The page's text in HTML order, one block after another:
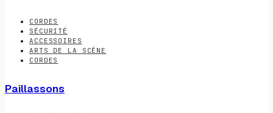
CORDES
SÉCURITÉ
ACCESSOIRES
ARTS DE LA SCÈNE
CORDES
Paillassons